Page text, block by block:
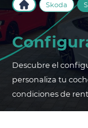
Skoda
Descubre el
personaliza tu
condiciones de